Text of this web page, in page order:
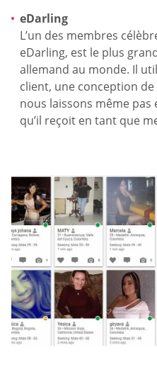
eDarling
L’un des membres
eDarling, est le plus
allemand au monde. Il
client, une conception
nous laissons même pas
qu’il reçoit en tant que